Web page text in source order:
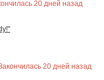
20 дней назад
20 дней назад